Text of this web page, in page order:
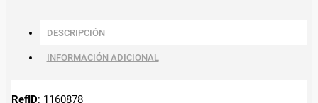
DESCRIPCIÓN
INFORMACIÓN ADICIONAL
RefID: 1160878